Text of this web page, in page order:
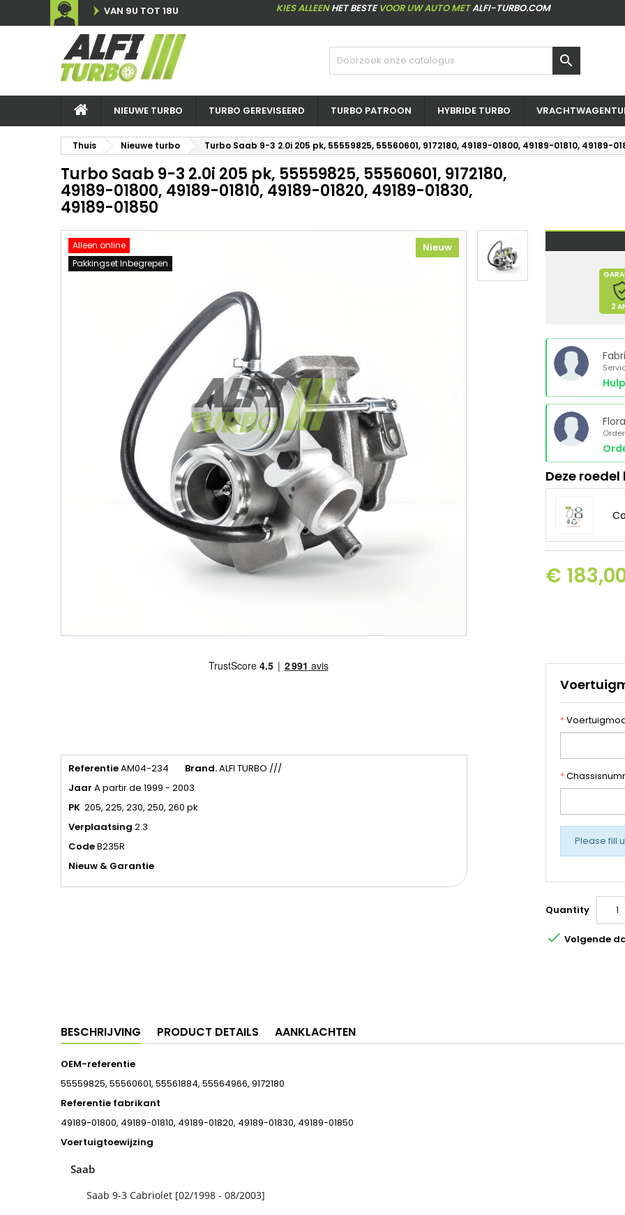
VAN 9U TOT 18U KIES ALLEENHET BESTEVOOR UW AUTO METALFI-TURBO.COM

NIEUWE TURBO TURBO GEREVISEERD TURBO PATROON HYBRIDE TURBO
Thuis Nieuwe turbo Turbo Saab 9-3 2.0i 205 pk, 55559825, 55560601, 9172180, 49189-01800, 49189-01810, 49189-
Turbo Saab 9-3 2.0i 205 pk, 55559825, 55560601, 9172180,
49189-01800, 49189-01810, 49189-01820, 49189-01830,
49189-01850
Alleen online
Pakkingset Inbegrepen
Nieuw
ReferentieAM04-234 Brand.ALFI TURBO ///
Jaar A partir de 1999 - 2003
PK 205, 225, 230, 250, 260 pk
Verplaatsing 2.3
CodeB235R
Nieuw & Garantie
2
Flora
Deze
€
*
*
Please fill
Quantity
 Volgende
BESCHRIJVING PRODUCT DETAILS AANKLACHTEN
OEM-referentie
55559825, 55560601, 55561884, 55564966, 9172180
Referentie fabrikant
49189-01800, 49189-01810, 49189-01820, 49189-01830, 49189-01850
Voertuigtoewijzing
Saab
Saab 9-3 Cabriolet [02/1998 - 08/2003]